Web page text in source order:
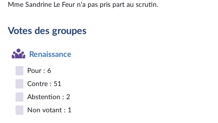
Mme Sandrine Le Feur n'a pas pris part au scrutin.
Votes des groupes
Renaissance
Pour : 6
Contre : 51
Abstention : 2
Non votant : 1